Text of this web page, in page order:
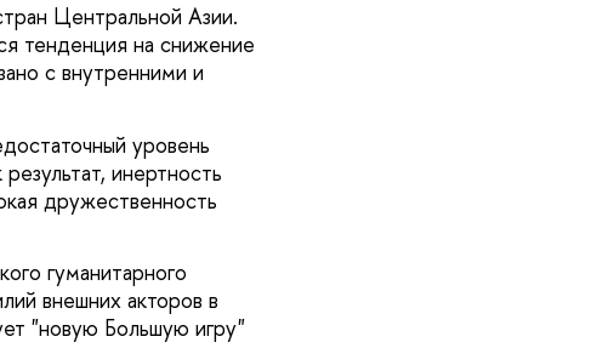
Центральной Азии.
тенденция на снижение
с внутренними и
уровень
инертность
дружественность
гуманитарного
внешних акторов в
"новую Большую игру"